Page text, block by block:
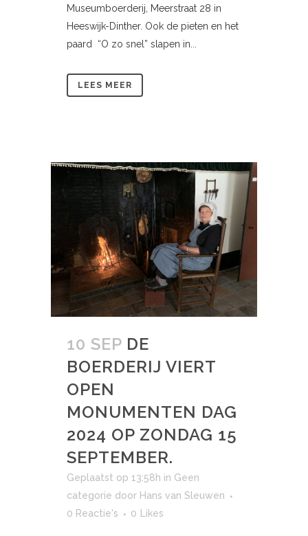
Museumboerderij, Meerstraat 28 in
Heeswijk-Dinther. Ook de pieten en het
paard “O zo snel” slapen in...
LEES MEER
10 SEP DE
BOERDERIJ VIERT
OPEN
MONUMENTEN DAG
2024 OP ZONDAG 15
SEPTEMBER.
Geplaatst op 13:58h in Geen
categorie door Hans van Sleuwen
0 Reactie's
0 Likes